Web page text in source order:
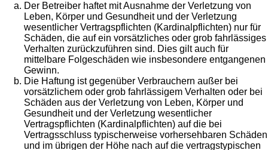
Der Betreiber haftet mit Ausnahme der Verletzung von
Leben, Körper und Gesundheit und der Verletzung
wesentlicher Vertragspflichten (Kardinalpflichten) nur für
Schäden, die auf ein vorsätzliches oder grob fahrlässiges
Verhalten zurückzuführen sind. Dies gilt auch für
mittelbare Folgeschäden wie insbesondere entgangenen
Gewinn.
Die Haftung ist gegenüber Verbrauchern außer bei
vorsätzlichem oder grob fahrlässigem Verhalten oder bei
Schäden aus der Verletzung von Leben, Körper und
Gesundheit und der Verletzung wesentlicher
Vertragspflichten (Kardinalpflichten) auf die bei
Vertragsschluss typischerweise vorhersehbaren Schäden
und im übrigen der Höhe nach auf die vertragstypischen